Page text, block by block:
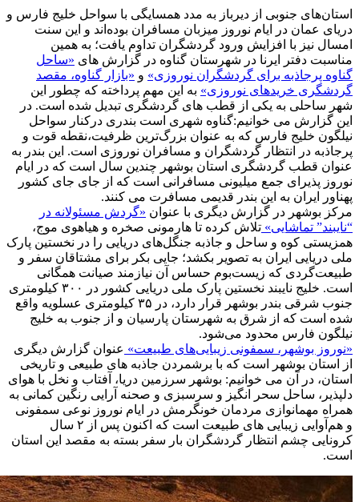
استان‌های جنوبی از دیرباز به مدد همسایگی با سواحل خلیج فارس و
دریای عمان در ایام نوروز میزبان مسافران بوده‌اند و این سنت
امسال نیز با افزایش ورود گردشگران تداوم یافت؛ به همین
مناسبت دفتر ایرنا در شهرستان گناوه در گزارش های «ساحل
گناوه پرجاذبه برای گردشگران نوروزی» و «بازار گناوه، مقصد
گردشگری خریدهای نوروزی» به این مهم پرداخته که چطور این
شهر ساحلی به یکی از قطب های گردشگری تبدیل شده است. در
این گزارش می خوانیم:گناوه شهری است بندری درکنار سواحل
نیلگون خلیج فارس که به عنوان بزرگ‌ترین ظرفیت،نقطه قوت و
پرجاذبه در انتظار گردشگران و مسافران نوروزی است. این بندر به
عنوان قطب گردشگری استان بوشهر چندین سال است که در ایام
نوروز پذیرای جمع میلیونی مسافرانی است که از جای جای کشور
پهناور ایران به این بندر قدیمی مسافرت می کنند.
مرکز بوشهر در گزارش دیگری با عنوان «گردش مسئولانه در
“نایبند” تماشایی» تلاش کرده تا هارمونی صخره و هیاهوی موج،
همزیستی کوه و ساحل و جاذبه جنگل‌های دریایی را در نخستین پارک
ملی دریایی ایران به تصویر بکشد؛ جایی بکر برای مشتاقان سفر و
طبیعت‌گردی که زیست‌بوم حساس آن نیازمند صیانت همگانی
است. خلیج نایبند نخستین پارک ملی دریایی کشور در ۳۰۰ کیلومتری
جنوب شرقی بندر بوشهر قرار دارد، در ۳۵ کیلومتری عسلویه واقع
شده است که از شرق به شهرستان پارسیان و از جنوب به خلیج
نیلگون فارس محدود می‌شود.
«نوروز بوشهر، سمفونی زیبایی‌های طبیعت» عنوان گزارش دیگری
از استان بوشهر است که با برشمردن جاذبه های طبیعی و تاریخی
استان، در آن می خوانیم: بوشهر سرزمین دریا، آفتاب و نخل با هوای
دلپذیر، ساحل سحر انگیز و سرسبزی و صحنه آرایی رنگین کمانی به
همراه مهمانوازی مردمان خونگرمش در ایام نوروز نوعی سمفونی
و هم‌آوایی زیبایی های طبیعت است که اکنون پس از ۲ سال
کرونایی چشم انتظار گردشگران بار سفر بسته به مقصد این استان
است.